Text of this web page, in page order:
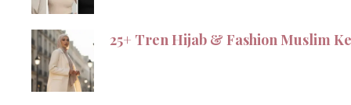
25+ Tren Hijab & Fashion Muslim